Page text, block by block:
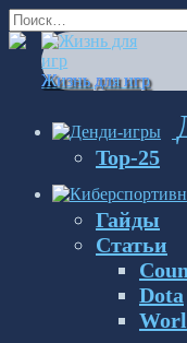
Перейти
к
содержанию
Search
for:
Жизнь для игр
Top-25
Гайды
Статьи
Dota